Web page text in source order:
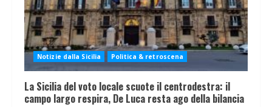
Notizie dalla Sicilia Politica & retroscena
La Sicilia del voto locale scuote il centrodestra: il
campo largo respira, De Luca resta ago della bilancia